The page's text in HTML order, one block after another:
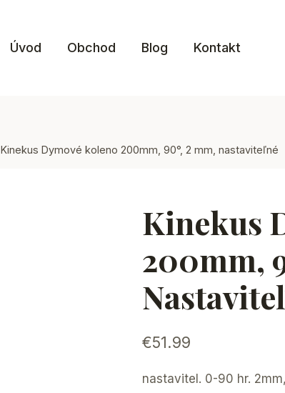
Úvod Obchod Blog Kontakt
Kinekus Dymové koleno 200mm, 90°, 2 mm, nastaviteľné
Kinekus
200mm,
€51.99
nastavitel. 0-90 hr.